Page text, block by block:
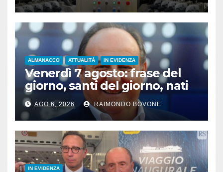
ALMANACCO ATTUALITÀ IN EVIDENZA
Venerdì 7 agosto: frase del
giorno, santi del giorno, nati
famosi, accadde oggi
AGO 6, 2026 RAIMONDO BOVONE
IN EVIDENZA